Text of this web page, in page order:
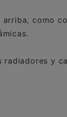
arriba, como
radiadores y